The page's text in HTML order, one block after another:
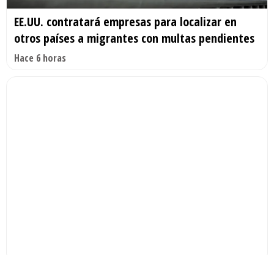
EE.UU. contratará empresas para localizar en
otros países a migrantes con multas pendientes
Hace 6 horas